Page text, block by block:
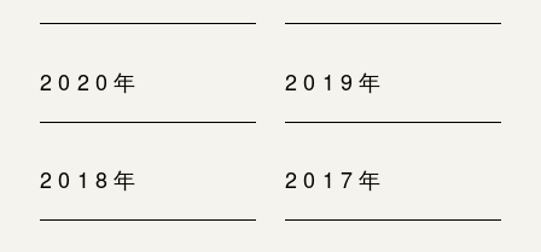
2020年 2019年
2018年 2017年